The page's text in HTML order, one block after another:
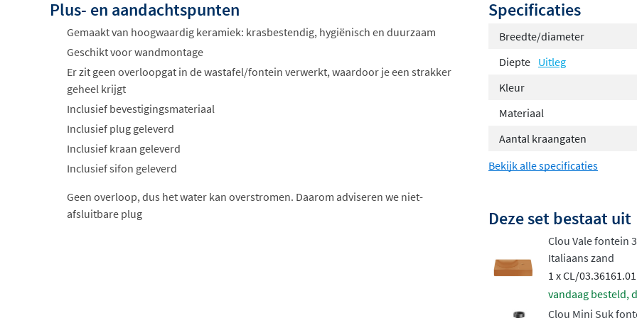
Plus- en aandachtspunten
Gemaakt van hoogwaardig keramiek: krasbestendig, hygiënisch en duurzaam
Geschikt voor wandmontage
Er zit geen overloopgat in de wastafel/fontein verwerkt, waardoor je een strakker
geheel krijgt
Inclusief bevestigingsmateriaal
Inclusief plug geleverd
Inclusief kraan geleverd
Inclusief sifon geleverd
Geen overloop, dus het water kan overstromen. Daarom adviseren we niet-
afsluitbare plug
Specificaties
Breedte/diameter
Diepte Uitleg
Kleur
Materiaal
Aantal kraangaten
Bekijk alle specificaties
Deze set bestaat uit
Clou Vale fontein
Italiaans zand
1 x CL/
vandaag besteld,
Clou Mini Suk